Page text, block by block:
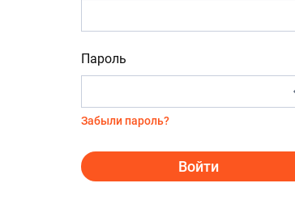
Пароль
Забыли пароль?
Войти